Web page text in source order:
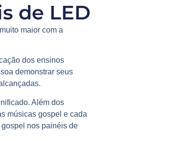
de LED
maior com a
dos ensinos
demonstrar seus
Além dos
músicas gospel e cada
nos painéis de